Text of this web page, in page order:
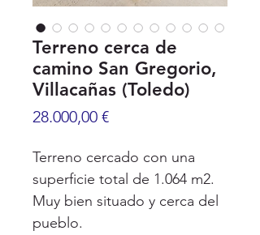
Terreno cerca de
camino San Gregorio,
Villacañas (Toledo)
28.000,00 €Precio
Terreno cercado con una
superficie total de 1.064 m2.
Muy bien situado y cerca del
pueblo.